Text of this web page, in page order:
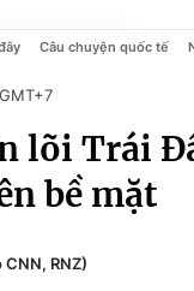
Câu chuyện quốc tế
lõi Trái
bề mặt
RNZ)